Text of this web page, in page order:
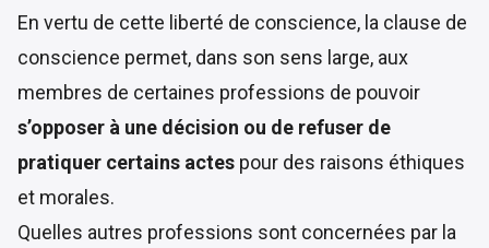
En vertu de cette liberté de conscience, la clause de
conscience permet, dans son sens large, aux
membres de certaines professions de pouvoir
s’opposer à une décision ou de refuser de
pratiquer certains actes pour des raisons éthiques
et morales.
Quelles autres professions sont concernées par la